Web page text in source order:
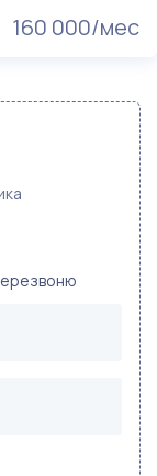
160 000/мес